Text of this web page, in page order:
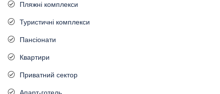
Пляжні комплекси
Туристичні комплекси
Пансіонати
Квартири
Приватний сектор